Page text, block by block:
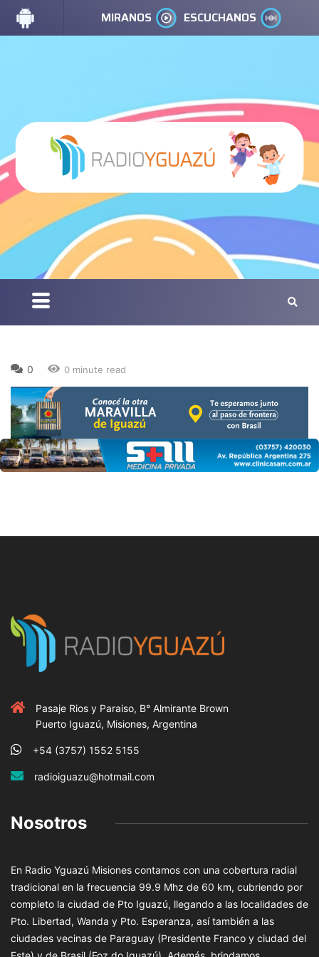
MIRANOS ESCUCHANOS
0 0 minute read
Pasaje Rios y Paraiso, B° Almirante Brown
Puerto Iguazú, Misiones, Argentina
+54 (3757) 1552 5155
radioiguazu@hotmail.com
Nosotros
En Radio Yguazú Misiones contamos con una cobertura radial
tradicional en la frecuencia 99.9 Mhz de 60 km, cubriendo por
completo la ciudad de Pto Iguazú, llegando a las localidades de
Pto. Libertad, Wanda y Pto. Esperanza, así también a las
ciudades vecinas de Paraguay (Presidente Franco y ciudad del